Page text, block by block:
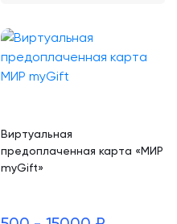
Виртуальная
предоплаченная карта «МИР
myGift»